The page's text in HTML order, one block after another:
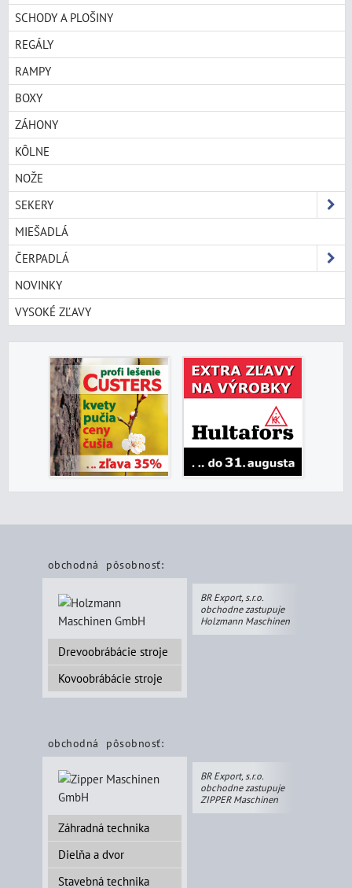
SCHODY A PLOŠINY
REGÁLY
RAMPY
BOXY
ZÁHONY
KÔLNE
NOŽE
SEKERY
MIEŠADLÁ
ČERPADLÁ
NOVINKY
VYSOKÉ ZĽAVY
obchodná pôsobnosť:
Drevoobrábácie stroje
Kovoobrábácie stroje
BR Export, s.r.o.
obchodne zastupuje
Holzmann Maschinen
obchodná pôsobnosť:
Záhradná technika
Dielňa a dvor
Stavebná technika
BR Export, s.r.o.
obchodne zastupuje
ZIPPER Maschinen